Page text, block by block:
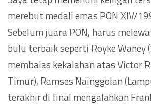
merebut medali emas PON XIV/
Sebelum juara PON, harus
bulu terbaik seperti Royke Waney
membalas kekalahan atas Victor
Timur), Ramses Nainggolan
terakhir di final mengalahkan